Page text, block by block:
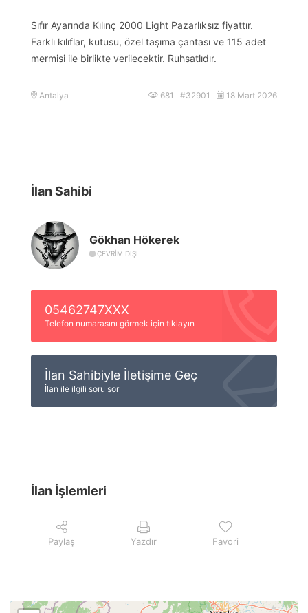
Sıfır Ayarında Kılınç 2000 Light Pazarlıksız fiyattır.
Farklı kılıflar, kutusu, özel taşıma çantası ve 115 adet
mermisi ile birlikte verilecektir. Ruhsatlıdır.
Antalya 681 #32901 18 Mart 2026
İlan Sahibi
Gökhan Hökerek
ÇEVRIM DIŞI
05462747XXX
Telefon numarasını görmek için tıklayın
İlan Sahibiyle İletişime Geç
İlan ile ilgili soru sor
İlan İşlemleri
Paylaş Yazdır Favori